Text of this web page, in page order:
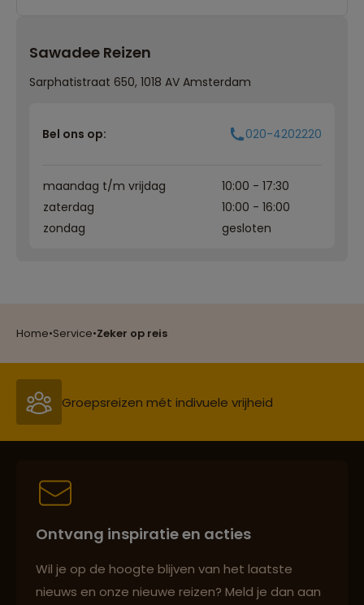
Home•Service•Zeker op reis
Sawadee Reizen
Sarphatistraat 650, 1018 AV Amsterdam
Bel ons op: 020-4202220
maandag t/m vrijdag
10:00 - 17:30
zaterdag
10:00 - 16:00
zondag
gesloten
Groepsreizen mét indivuele vrijheid
Persoonlijk en deskundig reisadvies
Ontvang inspiratie en acties
Wil je op de hoogte blijven van het laatste
nieuws en onze nieuwe reizen? Meld je dan aan